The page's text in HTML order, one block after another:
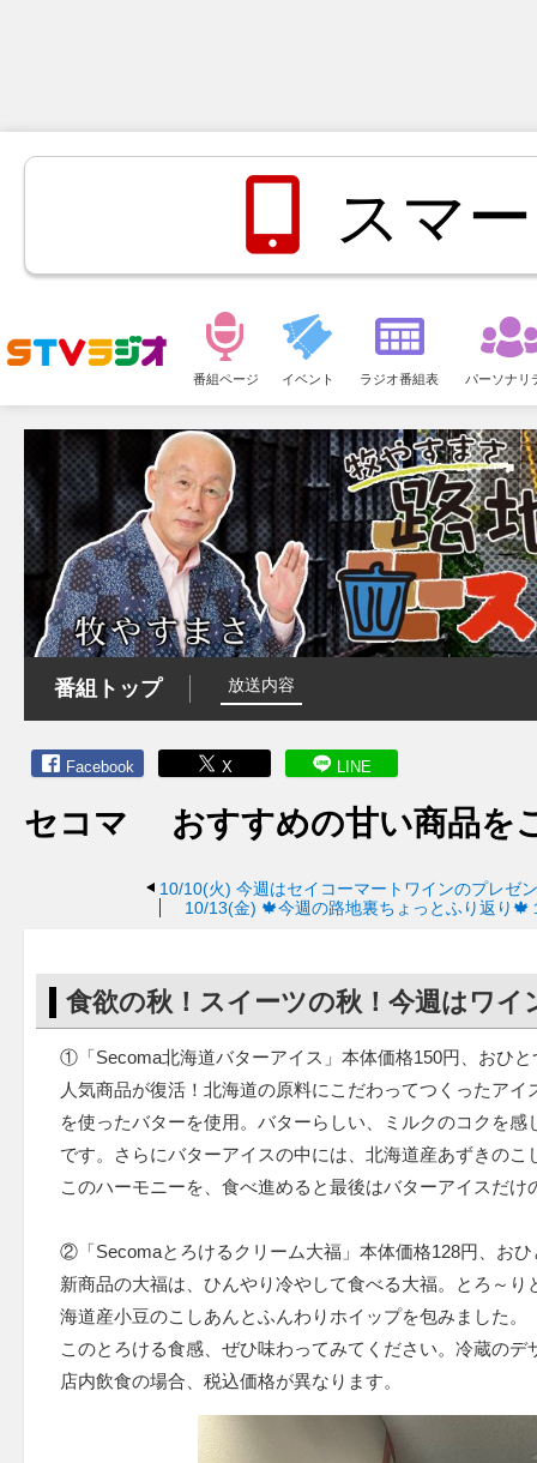
スマ
ュ
ー
番組ページ イベント ラジオ番組表 パーソナリ
番組トップ 放送内容
Facebook X LINE
セコマ おすすめの甘い商品を
10/10(火) 今週はセイコーマートワインのプレゼ
10/13(金) 🍁今週の路地裏ちょっとふり返り
食欲の秋！スイーツの秋！今週はワ
①「Secoma北海道バターアイス」本体価格150円、おひと
人気商品が復活！北海道の原料にこだわってつくったア
を使ったバターを使用。バターらしい、ミルクのコクを
です。さらにバターアイスの中には、北海道産あずきの
このハーモニーを、食べ進めると最後はバターアイスだけ
②「Secomaとろけるクリーム大福」本体価格128円、おひ
新商品の大福は、ひんやり冷やして食べる大福。とろ～
海道産小豆のこしあんとふんわりホイップを包みました。
このとろける食感、ぜひ味わってみてください。冷蔵の
店内飲食の場合、税込価格が異なります。